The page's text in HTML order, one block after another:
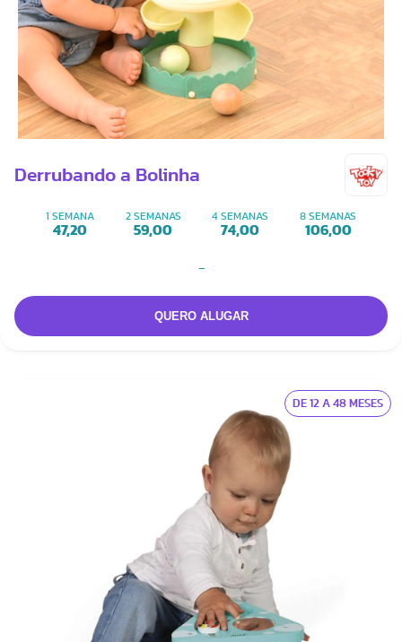
Derrubando a Bolinha
1 SEMANA
47,20
2 SEMANAS
59,00
4 SEMANAS
74,00
8 SEMANAS
106,00
-
DE 12 A 48 MESES